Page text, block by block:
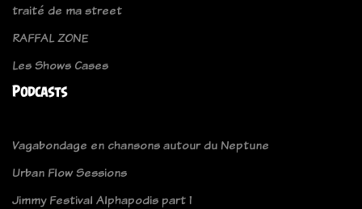
traité de ma street
RAFFAL ZONE
Les Shows Cases
Podcasts
Vagabondage en chansons autour du Neptune
Urban Flow Sessions
Jimmy Festival Alphapodis part 1